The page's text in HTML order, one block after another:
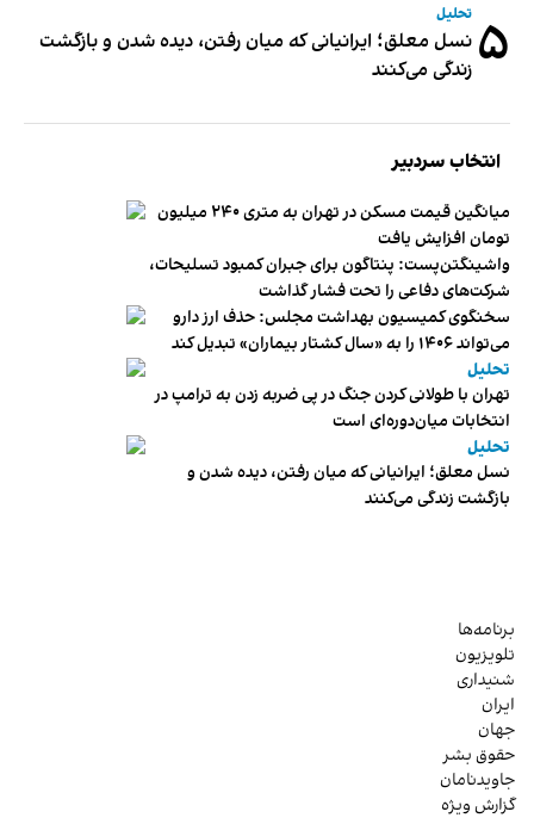
۵ تحلیل
نسل معلق؛ ایرانیانی که میان رفتن، دیده شدن و بازگشت
زندگی می‌کنند
انتخاب سردبیر
میانگین قیمت مسکن در تهران به متری ۲۴۰ میلیون
تومان افزایش یافت
واشینگتن‌پست: پنتاگون برای جبران کمبود تسلیحات،
شرکت‌های دفاعی را تحت فشار گذاشت
سخنگوی کمیسیون بهداشت مجلس: حذف ارز دارو
می‌تواند ۱۴۰۶ را به «سال کشتار بیماران» تبدیل کند
تحلیل
تهران با طولانی کردن جنگ در پی ضربه زدن به ترامپ در
انتخابات میان‌دوره‌ای است
تحلیل
نسل معلق؛ ایرانیانی که میان رفتن، دیده شدن و
بازگشت زندگی می‌کنند
برنامه‌ها
تلویزیون
شنیداری
ایران
جهان
حقوق بشر
جاویدنامان
گزارش ویژه